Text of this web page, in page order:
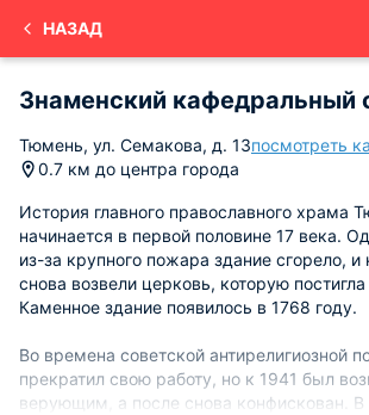
НАЗАД
Знаменский кафедральный
Тюмень, ул. Семакова, д. 13посмотреть
0.7 км до центра города
История главного православного храма
начинается в первой половине 17 века.
из-за крупного пожара здание сгорело, и
снова возвели церковь, которую
Каменное здание появилось в 1768 году.
Во времена советской антирелигиозной
прекратил свою работу, но к 1941 был
верующим, а после снова конфискован.